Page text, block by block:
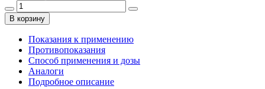
В корзину
Показания к применению
Противопоказания
Способ применения и дозы
Аналоги
Подробное описание